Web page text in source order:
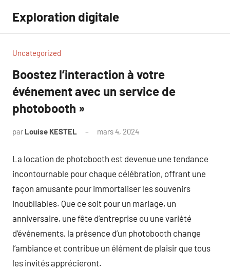
contenu
Exploration digitale
Uncategorized
Boostez l’interaction à votre
événement avec un service de
photobooth »
par Louise KESTEL mars 4, 2024
La location de photobooth est devenue une tendance
incontournable pour chaque célébration, offrant une
façon amusante pour immortaliser les souvenirs
inoubliables. Que ce soit pour un mariage, un
anniversaire, une fête d’entreprise ou une variété
d’événements, la présence d’un photobooth change
l’ambiance et contribue un élément de plaisir que tous
les invités apprécieront.